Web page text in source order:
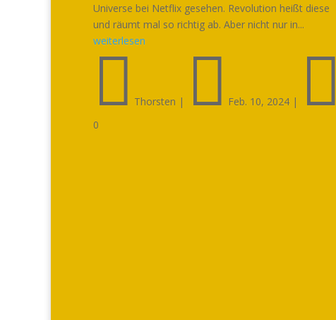
Universe bei Netflix gesehen. Revolution heißt diese
und räumt mal so richtig ab. Aber nicht nur in...
weiterlesen
 Thorsten |  Feb. 10, 2024 | 
0